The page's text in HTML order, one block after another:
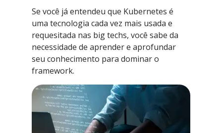
Se você já entendeu que Kubernetes é
uma tecnologia cada vez mais usada e
requesitada nas big techs, você sabe da
necessidade de aprender e aprofundar
seu conhecimento para dominar o
framework.